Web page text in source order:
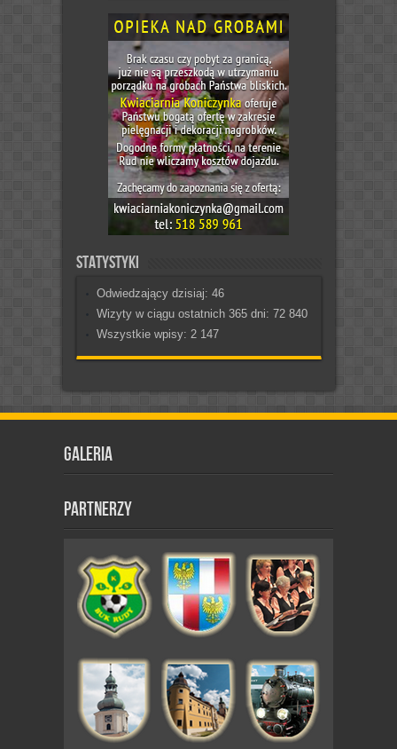
Statystyki
Odwiedzający dzisiaj: 46
Wizyty w ciągu ostatnich 365 dni: 72 840
Wszystkie wpisy: 2 147
Galeria
Partnerzy